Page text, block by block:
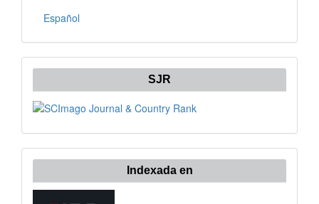
Español
SJR
Indexada en